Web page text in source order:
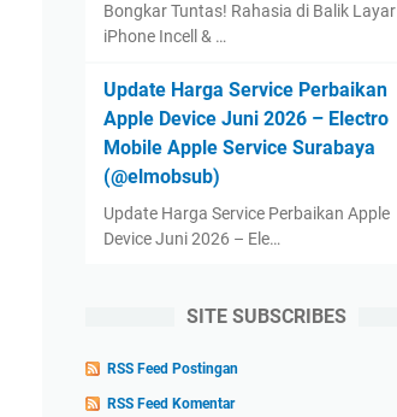
Bongkar Tuntas! Rahasia di Balik Layar
iPhone Incell & …
Update Harga Service Perbaikan
Apple Device Juni 2026 – Electro
Mobile Apple Service Surabaya
(@elmobsub)
Update Harga Service Perbaikan Apple
Device Juni 2026 – Ele…
SITE SUBSCRIBES
RSS Feed Postingan
RSS Feed Komentar